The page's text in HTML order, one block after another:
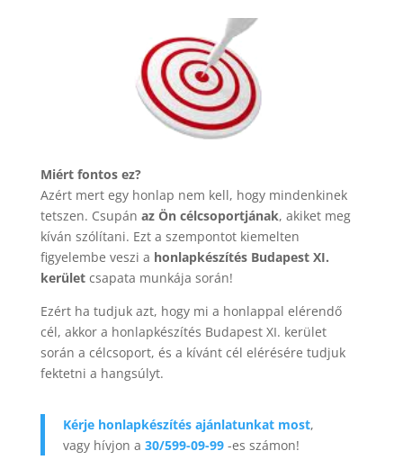
Miért fontos ez?
Azért mert egy honlap nem kell, hogy mindenkinek
tetszen. Csupán az Ön célcsoportjának, akiket meg
kíván szólítani. Ezt a szempontot kiemelten
figyelembe veszi a honlapkészítés Budapest XI.
kerület csapata munkája során!
Ezért ha tudjuk azt, hogy mi a honlappal elérendő
cél, akkor a honlapkészítés Budapest XI. kerület
során a célcsoport, és a kívánt cél elérésére tudjuk
fektetni a hangsúlyt.
Kérje honlapkészítés ajánlatunkat most,
vagy hívjon a 30/599-09-99-es számon!